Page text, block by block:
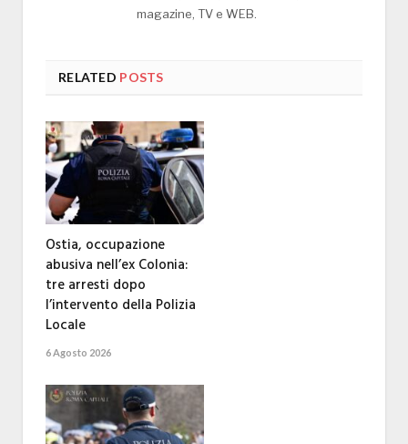
magazine, TV e WEB.
RELATED POSTS
Ostia, occupazione
abusiva nell’ex Colonia:
tre arresti dopo
l’intervento della Polizia
Locale
6 Agosto 2026